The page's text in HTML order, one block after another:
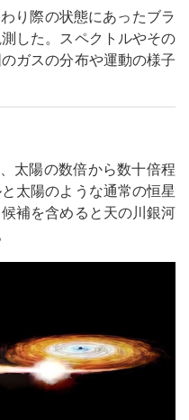
り際の状態にあったブラ
した。スペクトルやその
ガスの分布や運動の様子
、太陽の数倍から数十倍程
太陽のような通常の恒星
補を含めると天の川銀河